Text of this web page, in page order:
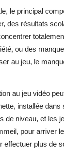
le principal
des résultats
ou des
au jeu, le
au jeu vidéo
installée
de niveau, et les
pour arriver
effectuer plus de